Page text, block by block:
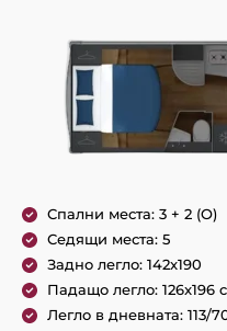
Спални места: 3 + 2 (O)
Седящи места: 5
Задно легло: 142x190
Падащо легло: 126x196
Легло в дневната: 113/